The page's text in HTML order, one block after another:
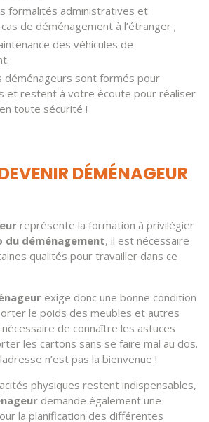
formalités administratives et
de déménagement à l’étranger ;
des véhicules de
déménageurs sont formés pour
et restent à votre écoute pour réaliser
toute sécurité !
DÉMÉNAGEUR
représente la formation à privilégier
du déménagement, il est nécessaire
qualités pour travailler dans ce
exige donc une bonne condition
le poids des meubles et autres
de connaître les astuces
les cartons sans se faire mal au dos.
n’est pas la bienvenue !
physiques restent indispensables,
demande également une
la planification des différentes